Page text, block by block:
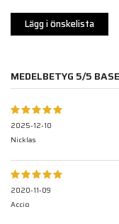
Lägg i önskelista
MEDELBETYG 5/5
2025-12-10
Nicklas
2020-11-09
Accio